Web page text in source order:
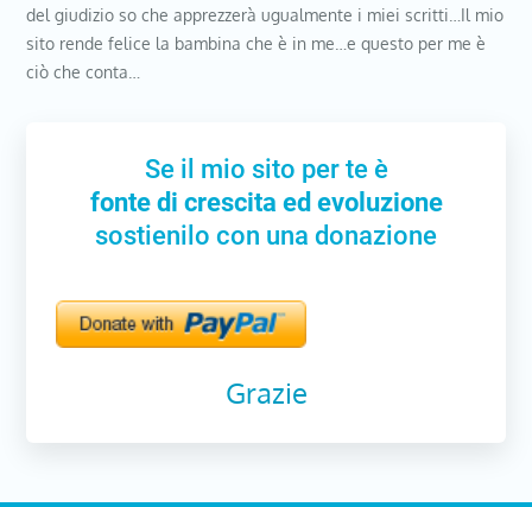
del giudizio so che apprezzerà ugualmente i miei scritti…Il mio
sito rende felice la bambina che è in me…e questo per me è
ciò che conta…
Se il mio sito per te è
fonte di crescita ed evoluzione
sostienilo con una donazione
Grazie